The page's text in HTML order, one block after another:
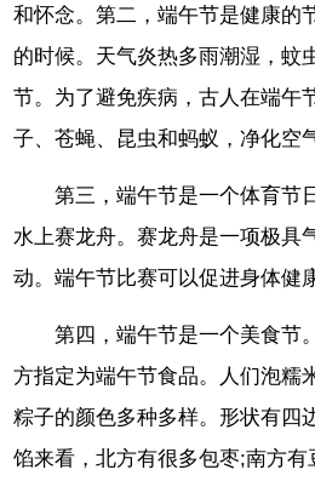
和怀念。第二，端午节是健康的
的时候。天气炎热多雨潮湿，蚊
节。为了避免疾病，古人在端午
子、苍蝇、昆虫和蚂蚁，净化空
第三，端午节是一个体育节
水上赛龙舟。赛龙舟是一项极具
动。端午节比赛可以促进身体健
第四，端午节是一个美食节
方指定为端午节食品。人们泡糯
粽子的颜色多种多样。形状有四
馅来看，北方有很多包枣;南方